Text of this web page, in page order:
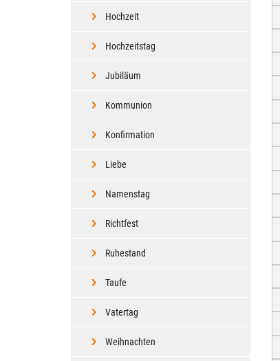
Hochzeit
Hochzeitstag
Jubiläum
Kommunion
Konfirmation
Liebe
Namenstag
Richtfest
Ruhestand
Taufe
Vatertag
Weihnachten